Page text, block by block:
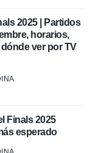
2025 | Partidos
horarios,
ver por TV
Finals 2025
esperado